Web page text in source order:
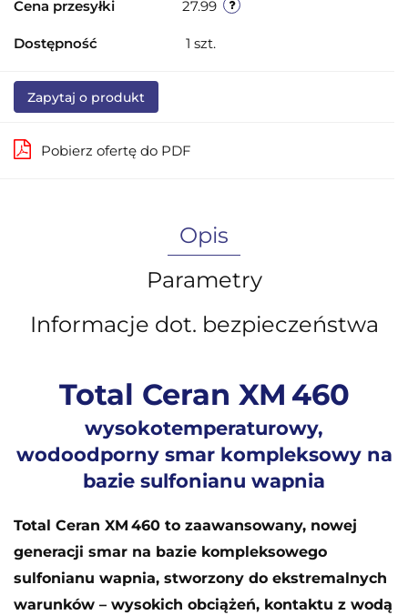
Cena przesyłki 27.99
Dostępność 1 szt.
Zapytaj o produkt
Pobierz ofertę do PDF
Opis
Parametry
Informacje dot. bezpieczeństwa
Total Ceran XM 460
wysokotemperaturowy,
wodoodporny smar kompleksowy na
bazie sulfonianu wapnia
Total Ceran XM 460 to zaawansowany, nowej
generacji smar na bazie kompleksowego
sulfonianu wapnia, stworzony do ekstremalnych
warunków – wysokich obciążeń, kontaktu z wodą